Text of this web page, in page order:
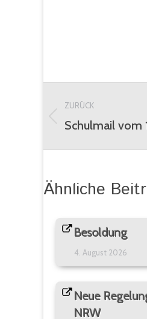
ZURÜCK
Vorheriger
Schulmail vom
Ähnliche
Besoldung
4. August 2026
Neue
NRW